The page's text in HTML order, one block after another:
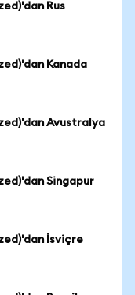
Rus
Kanada
Avustralya
Singapur
İsviçre